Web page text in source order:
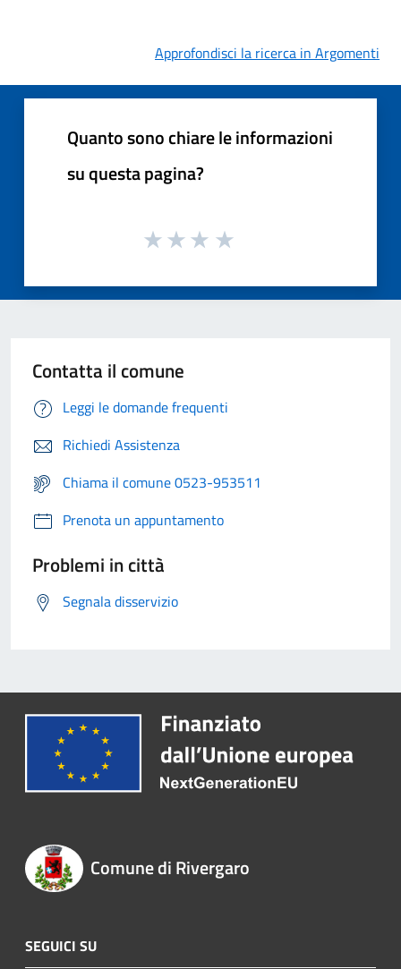
Approfondisci la ricerca in Argomenti
Quanto sono chiare le informazioni
su questa pagina?
Contatta il comune
Leggi le domande frequenti
Richiedi Assistenza
Chiama il comune 0523-953511
Prenota un appuntamento
Problemi in città
Segnala disservizio
Comune di Rivergaro
SEGUICI SU